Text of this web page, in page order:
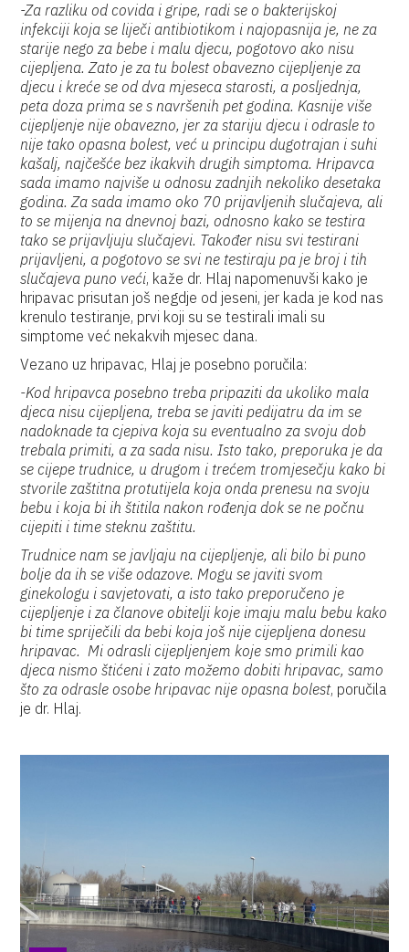
-Za razliku od covida i gripe, radi se o bakterijskoj
infekciji koja se liječi antibiotikom i najopasnija je, ne za
starije nego za bebe i malu djecu, pogotovo ako nisu
cijepljena. Zato je za tu bolest obavezno cijepljenje za
djecu i kreće se od dva mjeseca starosti, a posljednja,
peta doza prima se s navršenih pet godina. Kasnije više
cijepljenje nije obavezno, jer za stariju djecu i odrasle to
nije tako opasna bolest, već u principu dugotrajan i suhi
kašalj, najčešće bez ikakvih drugih simptoma. Hripavca
sada imamo najviše u odnosu zadnjih nekoliko desetaka
godina. Za sada imamo oko 70 prijavljenih slučajeva, ali
to se mijenja na dnevnoj bazi, odnosno kako se testira
tako se prijavljuju slučajevi. Također nisu svi testirani
prijavljeni, a pogotovo se svi ne testiraju pa je broj i tih
slučajeva puno veći, kaže dr. Hlaj napomenuvši kako je
hripavac prisutan još negdje od jeseni, jer kada je kod nas
krenulo testiranje, prvi koji su se testirali imali su
simptome već nekakvih mjesec dana.
Vezano uz hripavac, Hlaj je posebno poručila:
-Kod hripavca posebno treba pripaziti da ukoliko mala
djeca nisu cijepljena, treba se javiti pedijatru da im se
nadoknade ta cjepiva koja su eventualno za svoju dob
trebala primiti, a za sada nisu. Isto tako, preporuka je da
se cijepe trudnice, u drugom i trećem tromjesečju kako bi
stvorile zaštitna protutijela koja onda prenesu na svoju
bebu i koja bi ih štitila nakon rođenja dok se ne počnu
cijepiti i time steknu zaštitu.
Trudnice nam se javljaju na cijepljenje, ali bilo bi puno
bolje da ih se više odazove. Mogu se javiti svom
ginekologu i savjetovati, a isto tako preporučeno je
cijepljenje i za članove obitelji koje imaju malu bebu kako
bi time spriječili da bebi koja još nije cijepljena donesu
hripavac. Mi odrasli cijepljenjem koje smo primili kao
djeca nismo štićeni i zato možemo dobiti hripavac, samo
što za odrasle osobe hripavac nije opasna bolest, poručila
je dr. Hlaj.